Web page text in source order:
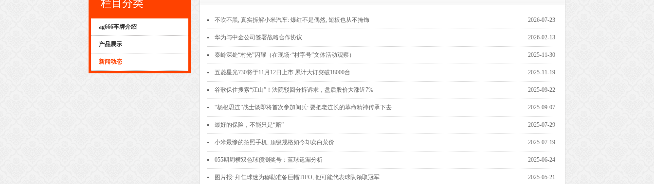
不吹不黑, 真实拆解小米汽车: 爆红不是偶然, 短板也从不掩饰 2026-07-23
华为与中金公司签署战略合作协议 2026-02-13
秦岭深处“村光”闪耀（在现场·“村字号”文体活动观察） 2025-11-30
五菱星光730将于11月12日上市 累计大订突破18000台 2025-11-19
谷歌保住搜索“江山”！法院驳回分拆诉求，盘后股价大涨近7% 2025-09-22
“杨根思连”战士谈即将首次参加阅兵: 要把老连长的革命精神传承下去 2025-09-07
最好的保险，不能只是“赔” 2025-07-29
小米最惨的拍照手机, 顶级规格如今却卖白菜价 2025-07-19
055期周横双色球预测奖号：蓝球遗漏分析 2025-06-24
图片报: 拜仁球迷为穆勒准备巨幅TIFO, 他可能代表球队领取冠军 2025-05-21
栏目分类
ag666车牌介绍
产品展示
新闻动态